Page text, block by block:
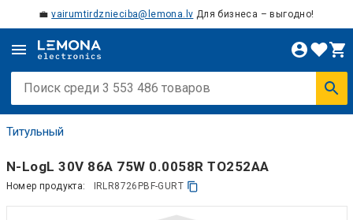
💼vairumtirdznieciba@lemona.lv Для бизнеса – выгодно!
Титульный
N-LogL 30V 86A 75W 0.0058R TO252AA
Номер продукта: IRLR8726PBF-GURT